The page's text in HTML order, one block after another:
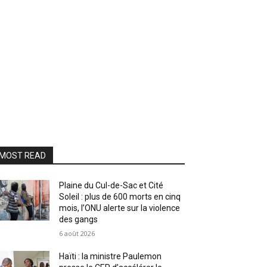
READ
Plaine du Cul-de-Sac et Cité
Soleil : plus de 600 morts en cinq
mois, l’ONU alerte sur la violence
des gangs
6 août 2026
Haïti : la ministre Paulemon